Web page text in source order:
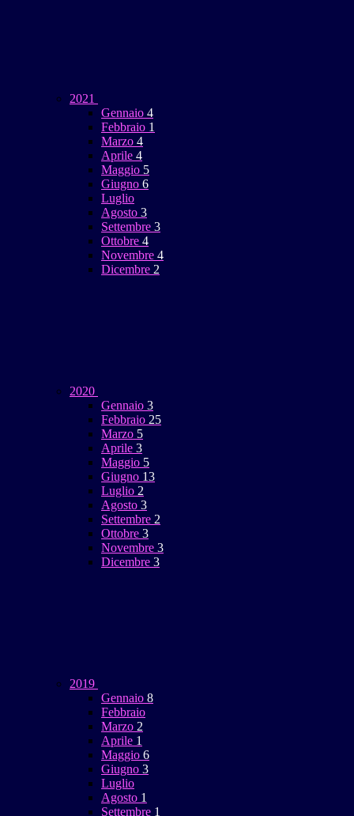
2021
Gennaio 4
Febbraio 1
Marzo 4
Aprile 4
Maggio 5
Giugno 6
Luglio
Agosto 3
Settembre 3
Ottobre 4
Novembre 4
Dicembre 2
2020
Gennaio 3
Febbraio 25
Marzo 5
Aprile 3
Maggio 5
Giugno 13
Luglio 2
Agosto 3
Settembre 2
Ottobre 3
Novembre 3
Dicembre 3
2019
Gennaio 8
Febbraio
Marzo 2
Aprile 1
Maggio 6
Giugno 3
Luglio
Agosto 1
Settembre 1